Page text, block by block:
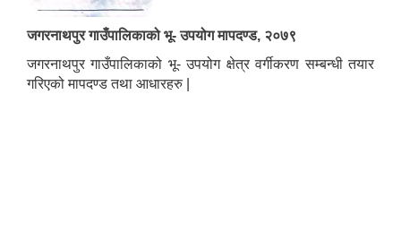
जगरनाथपुर गाउँपालिकाको भू- उपयोग मापदण्ड, २०७९
जगरनाथपुर गाउँपालिकाको भू- उपयोग क्षेत्र वर्गीकरण सम्बन्धी तयार
गरिएको मापदण्ड तथा आधारहरु |